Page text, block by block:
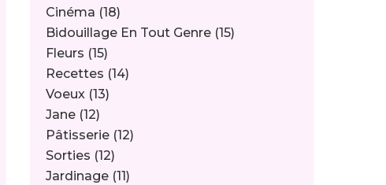
Cinéma (18)
Bidouillage En Tout Genre (15)
Fleurs (15)
Recettes (14)
Voeux (13)
Jane (12)
Pâtisserie (12)
Sorties (12)
Jardinage (11)